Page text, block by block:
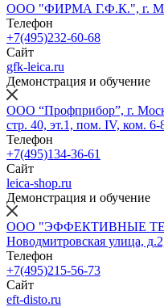
ООО "ФИРМА Г.Ф.К.", г.
Телефон
+7(495)232-60-68
Сайт
gfk-leica.ru
Демонстрация и обучение
ООО “Профприбор”, г.
стр. 40, эт.1, пом. IV, ком. 6-
Телефон
+7(495)134-36-61
Сайт
leica-shop.ru
Демонстрация и обучение
ООО "ЭФФЕКТИВНЫЕ
Новодмитровская улица,
Телефон
+7(495)215-56-73
Сайт
eft-disto.ru